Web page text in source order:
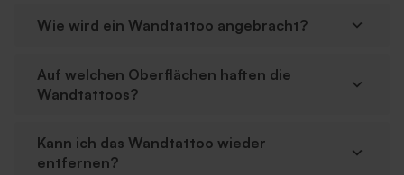
Wie wird ein Wandtattoo angebracht?
Auf welchen Oberflächen haften die
Wandtattoos?
Kann ich das Wandtattoo wieder
entfernen?